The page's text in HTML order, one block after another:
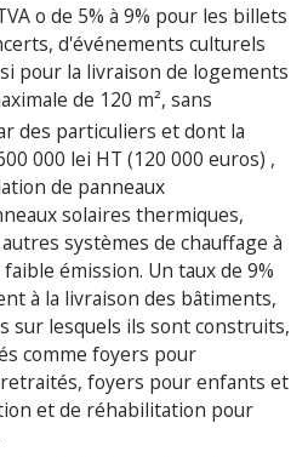
o de 5% à 9% pour les billets
d'événements culturels
pour la livraison de logements
de 120 m², sans
des particuliers et dont la
000 lei HT (120 000 euros) ,
de panneaux
solaires thermiques,
systèmes de chauffage à
émission. Un taux de 9%
à la livraison des bâtiments,
sur lesquels ils sont construits,
comme foyers pour
foyers pour enfants et
et de réhabilitation pour